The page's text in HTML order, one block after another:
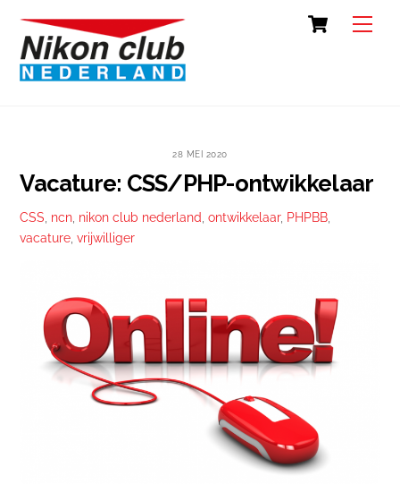
content
Cart
28 MEI 2020
Vacature: CSS/PHP-ontwikkelaar
CSS ncn nikon club nederland ,ontwikkelaar, PHPBB
vacature ,vrijwilliger